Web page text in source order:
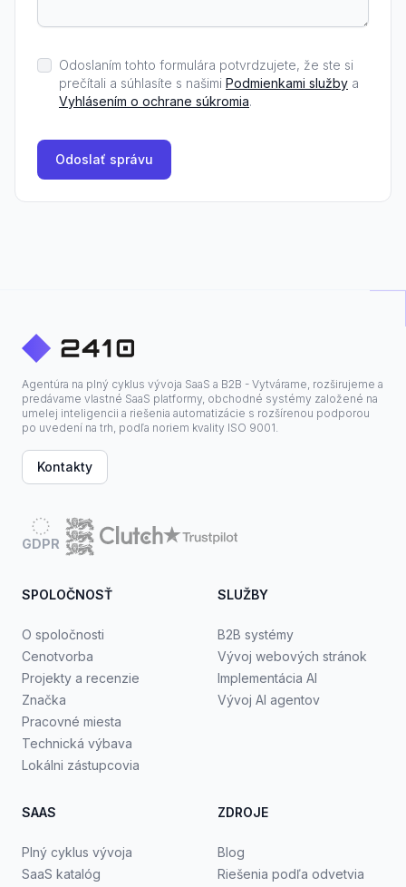
Odoslaním tohto formulára potvrdzujete, že ste si
prečítali a súhlasíte s našimi Podmienkami služby a
Vyhlásením o ochrane súkromia.
Odoslať správu
Agentúra na plný cyklus vývoja SaaS a B2B - Vytvárame, rozširujeme a
predávame vlastné SaaS platformy, obchodné systémy založené na
umelej inteligencii a riešenia automatizácie s rozšírenou podporou
po uvedení na trh, podľa noriem kvality ISO 9001.
Kontakty
GDPR
SPOLOČNOSŤ
O spoločnosti
Cenotvorba
Projekty a recenzie
Značka
Pracovné miesta
Technická výbava
Lokálni zástupcovia
SLUŽBY
B2B systémy
Vývoj webových stránok
Implementácia AI
Vývoj AI agentov
SAAS
Plný cyklus vývoja
SaaS katalóg
ZDROJE
Blog
Riešenia podľa odvetvia